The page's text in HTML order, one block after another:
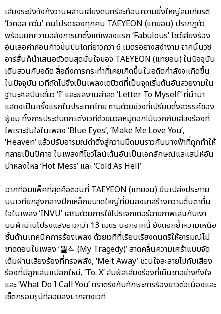
เสียงระฆังดังกังวานผสานเสียงดนตรีสะท้อนความยิ่งใหญ่สมเกียรติ
‘โวคอล ควีน’ คนโปรดของทุกคน TAEYEON (แทยอน) ปรากฏตัว
พร้อมยกความอลังการมาตั้งแต่เพลงแรก ‘Fabulous’ โชว์เสียงร้อง
อันเลอค่าก่อนก้าวขึ้นบันไดที่ยาวกว่า 6 เมตรอย่างสง่างาม จากนั้นวีซี
อาร์สั้นก็นำเสนอตัวตนสุดมั่นใจของ TAEYEON (แทยอน) ในปัจจุบัน
เดินสวนกับอดีต สื่อถึงการกระทำที่เคยเกิดขึ้นในอดีตกำลังจะเกิดขึ้น
ในปัจจุบัน เวทีถัดไปจึงเป็นเพลงเดบิวต์ที่เป็นจุดเริ่มต้นอันสวยงามใน
ฐานะศิลปินเดี่ยว ‘I’ และผลงานล่าสุด ‘Letter To Myself’ ที่นำมา
แสดงเป็นครั้งแรกในประเทศไทย ตามด้วยช่วงที่เปรียบดั่งสวรรค์ของ
ผู้ชม ทั้งการประดับตกแต่งเวทีด้วยมวลหมู่ดอกไม้บวกกับเสียงร้องที่
ไพเราะจับใจในเพลง ‘Blue Eyes’, ‘Make Me Love You’,
‘Heaven’ แล้วปรับอารมณ์ดำดิ่งสู่ความมืดมนราวกับนางฟ้าที่ถูกทำให้
กลายเป็นปีศาจ ในเพลงที่โชว์ไลน์เต้นอันเป็นเอกลักษณ์และเสน่ห์อัน
น่าหลงใหล ‘Hot Mess’ และ ‘Cold As Hell’
ฉากที่อิมแพ็คที่สุดคือตอนที่ TAEYEON (แทยอน) ยืนเปล่งประกาย
บนเวทียกสูงกลางปีกเหล็กขนาดใหญ่ที่บินลงมาสร้างความตื่นตาตื่น
ใจในเพลง ‘INVU’ เสริมด้วยการใช้โปรเจกเตอร์ฉายภาพเล่นกับเงา
บนผ้าม่านโปรงแสงยาวกว่า 13 เมตร นอกจากนี้ ยังตอกย้ำความเหนือ
ชั้นด้านเทคนิคการร้องเพลง ด้วยเวทีที่เรียบเรียงดนตรีให้อารมณ์ไม่
ขาดตอนในเพลง ‘월식 (My Tragedy)’ สาดคลื่นความเศร้าแบบจัด
เต็มผ่านเสียงร้องที่ทรงพลัง, ‘Melt Away’ ชวนใจละลายไปกับเสียง
ร้องที่มีลูกเล่นแปลกใหม่, ‘To. X’ สัมผัสเสียงร้องที่เย็นชาอย่างถึงใจ
และ ‘What Do I Call You’ ตราตรึงกับทักษะการร้องยาวต่อเนื่องและ
เซ็ตกรอบรูปที่ลอยลงมากลางเวที